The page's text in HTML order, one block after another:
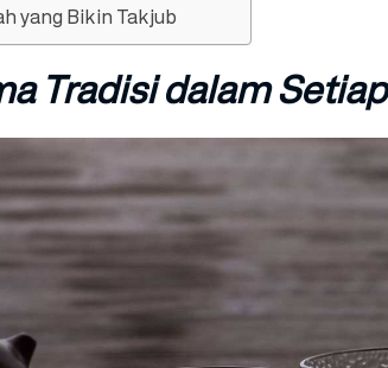
yang Bikin Takjub
Tradisi dalam